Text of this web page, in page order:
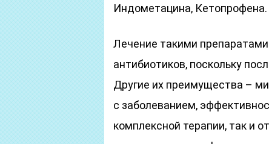
Индометацина, Кетопрофена.
Лечение такими
антибиотиков, поскольку
Другие их преимущества –
с заболеванием,
комплексной терапии, так и